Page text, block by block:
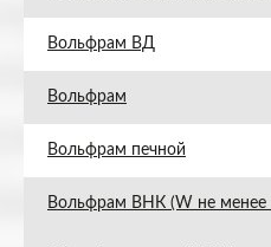
Вольфрам ВД
Вольфрам
Вольфрам печной
Вольфрам ВНК (W не менее